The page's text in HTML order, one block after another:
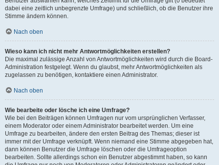
dabei eine zeitlich unbegrenzte Umfrage) und schließlich, ob die Benutzer ihre
Stimme ändern können.
Nach oben
Wieso kann ich nicht mehr Antwortmöglichkeiten erstellen?
Die maximal zulässige Anzahl von Antwortmöglichkeiten wird durch die Board-
Administration festgelegt. Wenn du glaubst, mehr Antwortmöglichkeiten als
zugelassen zu benötigen, kontaktiere einen Administrator.
Nach oben
Wie bearbeite oder lösche ich eine Umfrage?
Wie bei den Beiträgen können Umfragen nur vom ursprünglichen Verfasser,
einem Moderator oder einem Administrator bearbeitet werden. Um eine
Umfrage zu bearbeiten, ändere den ersten Beitrag des Themas; dieser ist
immer mit der Umfrage verknüpft. Wenn niemand eine Stimme abgegeben hat,
dann können Benutzer die Umfrage löschen oder die Umfrageoption
bearbeiten. Sollte allerdings schon ein Benutzer abgestimmt haben, so kann